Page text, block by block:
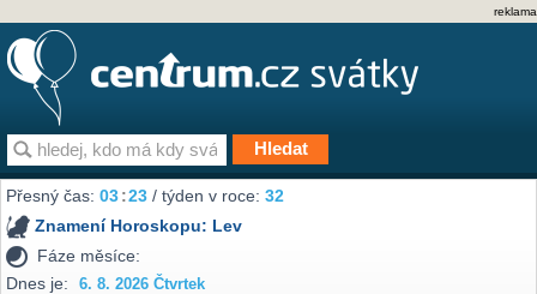
reklama
Přesný čas:03 23 / týden v roce:32
Znamení Horoskopu: Lev
Fáze měsíce:
Dnes je:
6. 8. 2026 Čtvrtek